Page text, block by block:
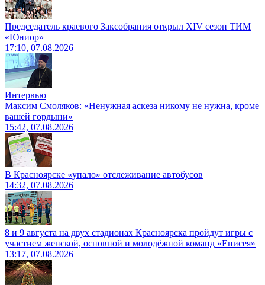
Председатель краевого Заксобрания открыл XIV сезон ТИМ
«Юниор»
17:10, 07.08.2026
Интервью
Максим Смоляков: «Ненужная аскеза никому не нужна, кроме
вашей гордыни»
15:42, 07.08.2026
В Красноярске «упало» отслеживание автобусов
14:32, 07.08.2026
8 и 9 августа на двух стадионах Красноярска пройдут игры с
участием женской, основной и молодёжной команд «Енисея»
13:17, 07.08.2026